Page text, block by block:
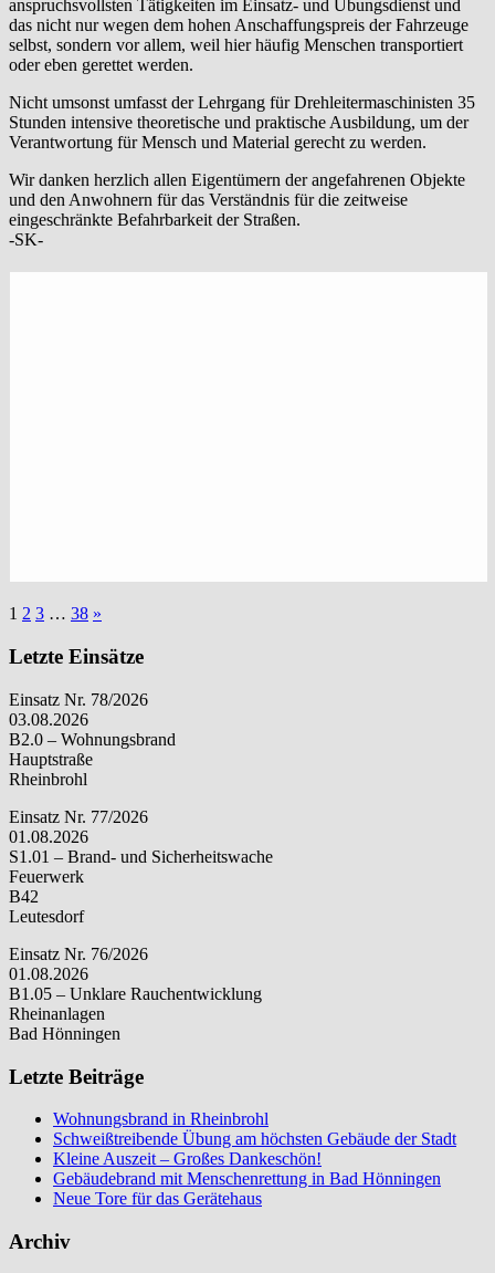
anspruchsvollsten Tätigkeiten im Einsatz- und Übungsdienst und
das nicht nur wegen dem hohen Anschaffungspreis der Fahrzeuge
selbst, sondern vor allem, weil hier häufig Menschen transportiert
oder eben gerettet werden.
Nicht umsonst umfasst der Lehrgang für Drehleitermaschinisten 35
Stunden intensive theoretische und praktische Ausbildung, um der
Verantwortung für Mensch und Material gerecht zu werden.
Wir danken herzlich allen Eigentümern der angefahrenen Objekte
und den Anwohnern für das Verständnis für die zeitweise
eingeschränkte Befahrbarkeit der Straßen.
-SK-
1 2 3 … 38 »
Letzte Einsätze
Einsatz Nr. 78/2026
03.08.2026
B2.0 – Wohnungsbrand
Hauptstraße
Rheinbrohl
Einsatz Nr. 77/2026
01.08.2026
S1.01 – Brand- und Sicherheitswache
Feuerwerk
B42
Leutesdorf
Einsatz Nr. 76/2026
01.08.2026
B1.05 – Unklare Rauchentwicklung
Rheinanlagen
Bad Hönningen
Letzte Beiträge
Wohnungsbrand in Rheinbrohl
Schweißtreibende Übung am höchsten Gebäude der Stadt
Kleine Auszeit – Großes Dankeschön!
Gebäudebrand mit Menschenrettung in Bad Hönningen
Neue Tore für das Gerätehaus
Archiv